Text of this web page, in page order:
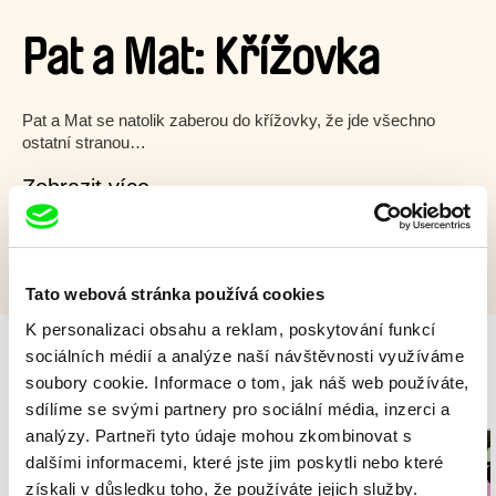
Tato webová stránka používá cookies
K personalizaci obsahu a reklam, poskytování funkcí
sociálních médií a analýze naší návštěvnosti využíváme
soubory cookie. Informace o tom, jak náš web používáte,
sdílíme se svými partnery pro sociální média, inzerci a
analýzy. Partneři tyto údaje mohou zkombinovat s
dalšími informacemi, které jste jim poskytli nebo které
získali v důsledku toho, že používáte jejich služby.
Pat a Mat: Křížovka
Pat a Mat se natolik zaberou do křížovky, že jde všechno
ostatní stranou…
Zobrazit více
Milý tati - speciál